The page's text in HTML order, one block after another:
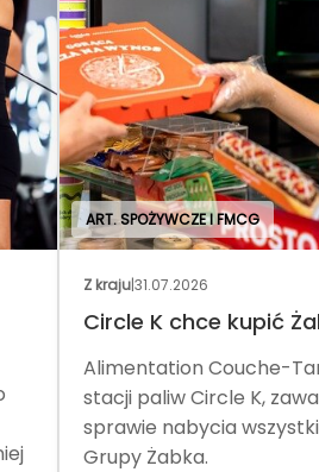
ART. SPOŻYWCZE I FMCG
Z kraju|31.07.2026
Circle K chce kupić
Alimentation Couche-
stacji paliw Circle K,
sprawie nabycia
Grupy Żabka.